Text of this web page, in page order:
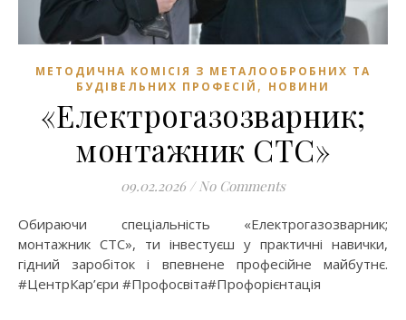
МЕТОДИЧНА КОМІСІЯ З МЕТАЛООБРОБНИХ ТА
БУДІВЕЛЬНИХ ПРОФЕСІЙ , НОВИНИ
«Електрогазозварник;
монтажник СТС»
09.02.2026 / No Comments
Обираючи спеціальність «Електрогазозварник;
монтажник СТС», ти інвестуєш у практичні навички,
гідний заробіток і впевнене професійне майбутнє.
#ЦентрКар’єри #Профосвіта#Профорієнтація